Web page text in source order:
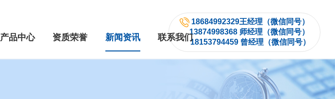
18684992329王经理（微信同号）
13874998368 师经理（微信同号）
18153794459 曾经理（微信同号）
产品中心 资质荣誉 新闻资讯 联系我们